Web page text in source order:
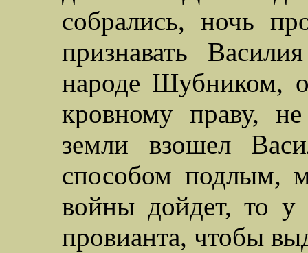
собрались, ночь
признавать
народе Шубником,
кровному праву,
земли взошел
способом подлым,
войны дойдет, то у
провианта, чтобы